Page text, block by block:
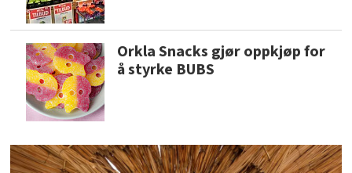
Orkla Snacks gjør oppkjøp for
å styrke BUBS